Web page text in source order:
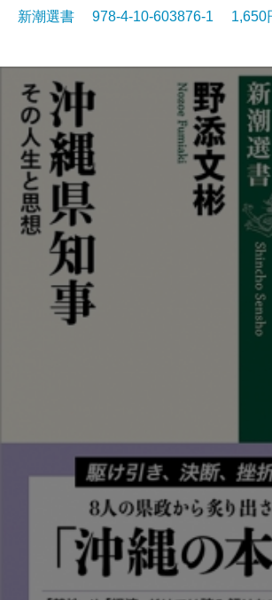
新潮選書 978-4-10-603876-1